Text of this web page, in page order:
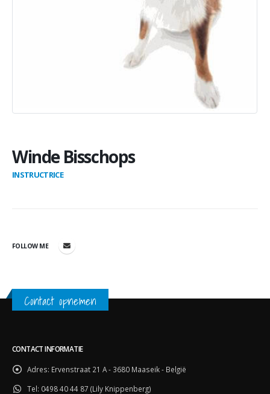
Winde Bisschops
INSTRUCTRICE
FOLLOW ME
Contact opnemen
CONTACT INFORMATIE
Adres: Ervenstraat 21 A - 3680 Maaseik - België
Tel: 0498 40 44 87 (Lily Knippenberg)